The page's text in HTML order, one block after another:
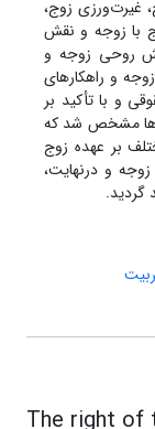
غیرت‌ورزی زوج،
با زوجه و نقش
روحی زوجه و
و راهکارهای
و با تأکید بر
مشخص شد که
بر عهده زوج
و درنهایت،
گردید.
The right of